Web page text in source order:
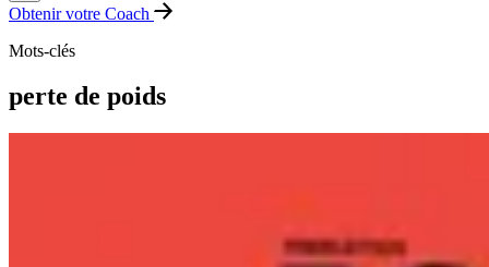
Obtenir votre Coach
Mots-clés
perte de poids